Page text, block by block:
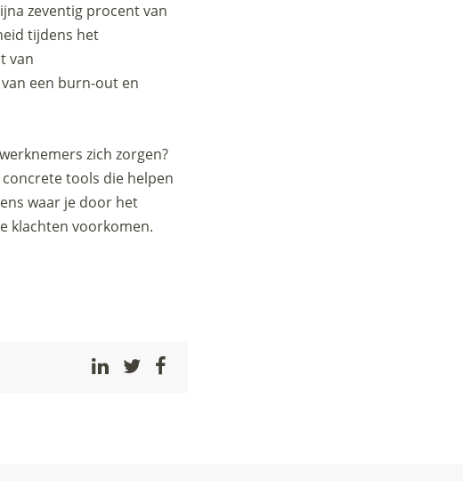
zeventig procent van
tijdens het
van
een burn-out en
zich zorgen?
tools die helpen
waar je door het
klachten voorkomen.